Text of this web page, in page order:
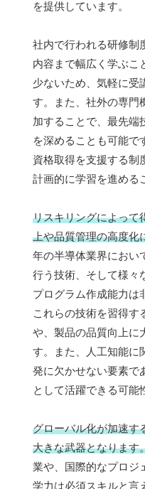
を提供しています。
社内で行われる研修制
内容まで幅広く学ぶこ
少ないため、気軽に受
す。また、社外の専門
加することで、最先端
を深めることも可能で
資格取得を支援する制
計画的に学習を進める
リスキリングによって
上や品質管理の高度化
年の半導体業界におい
行う技術、そして様々
プログラム作成能力は
これらの技術を習得す
や、製品の品質向上に
す。また、人工知能に
発に欠かせない要素で
として活躍できる可能
グローバル化が加速す
大きな武器となります
業や、国際的なプロジ
学力は必須スキルと言